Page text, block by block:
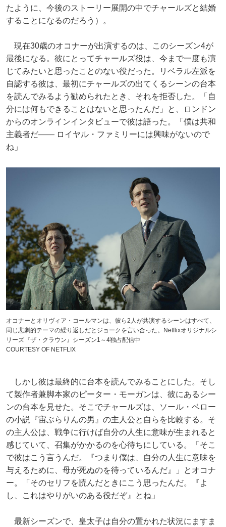
たように、今後のストーリー展開の中でチャールズと結婚
することになるのだろう）。
現在30歳のオコナーが出演するのは、このシーズン4が
最後になる。彼にとってチャールズ役は、今まで一度も演
じてみたいと思ったことのない役だった。リベラル左派を
自認する彼は、最初にチャールズの出てくるシーンの台本
を読んでみるよう勧められたとき、それを拒否した。「自
分には何もできることはないと思ったんだ」と、ロンドン
からのオンラインインタビューで彼は語った。「僕は共和
主義者だ―― ロイヤル・ファミリーには興味がないので
ね」
オコナーとオリヴィア・コールマンは、彼ら2人が共演するシーンはすべて、
同じ悲劇的テーマの繰り返しだとジョークを言い合った。Netflixオリジナルシ
リーズ『ザ・クラウン』シーズン1～4独占配信中
COURTESY OF NETFLIX
しかし彼は最終的に台本を読んでみることにした。そし
て製作者兼脚本家のピーター・モーガンは、彼にあるシー
ンの台本を見せた。そこでチャールズは、ソール・ベロー
の小説『宙ぶらりんの男』の主人公と自らを比較する。そ
の主人公は、戦争に行けば自分の人生に意味が生まれると
感じていて、召集がかかるのを心待ちにしている。「そこ
で彼はこう言うんだ。『つまり僕は、自分の人生に意味を
与えるために、母が死ぬのを待っているんだ』」とオコナ
ー。「そのセリフを読んだときにこう思ったんだ。『よ
し、これはやりがいのある役だぞ』とね」
最新シーズンで、皇太子は自分の置かれた状況にますま